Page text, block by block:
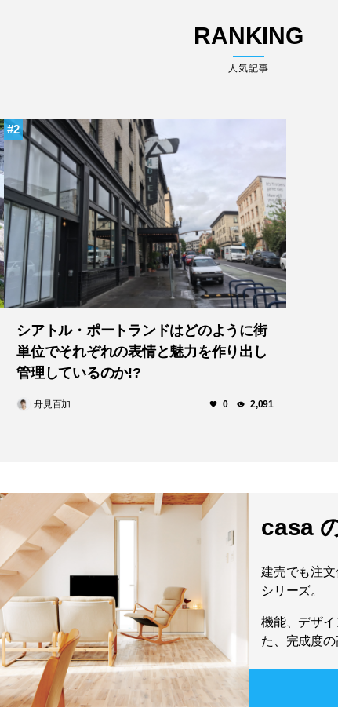
RANKING
人気記事
2
シアトル・ポートランドはどのように街
単位でそれぞれの表情と魅力を作り出し
管理しているのか!?
舟見百加 0 2,091
casa
建売でも注
シリーズ。
機能、デザ
た、完成度の